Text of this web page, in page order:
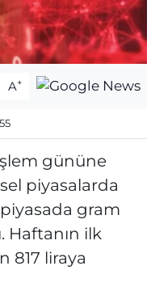
A+
gününe
piyasalarda
gram
Haftanın ilk
817 liraya